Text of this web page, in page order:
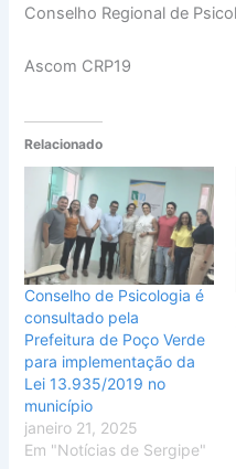
Conselho Regional de
Ascom CRP19
Relacionado
Conselho de Psicologia é
consultado pela
Prefeitura de Poço Verde
para implementação da
Lei 13.935/2019 no
município
janeiro 21, 2025
Em "Notícias de Sergipe"